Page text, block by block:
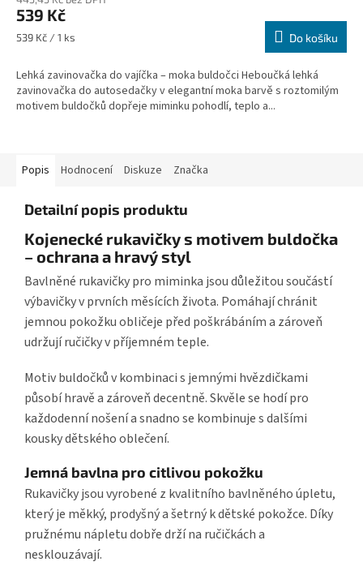
539 Kč
Měrná
539 Kč / 1 ks Do košíku
Lehká zavinovačka do vajíčka – moka buldočci Heboučká lehká
zavinovačka do autosedačky v elegantní moka barvě s roztomilým
motivem buldočků dopřeje miminku pohodlí, teplo a...
Popis Hodnocení Diskuze Značka
Detailní popis produktu
Kojenecké rukavičky s motivem buldočka
– ochrana a hravý styl
Bavlněné rukavičky pro miminka jsou důležitou součástí
výbavičky v prvních měsících života. Pomáhají chránit
jemnou pokožku obličeje před poškrábáním a zároveň
udržují ručičky v příjemném teple.
Motiv buldočků v kombinaci s jemnými hvězdičkami
působí hravě a zároveň decentně. Skvěle se hodí pro
každodenní nošení a snadno se kombinuje s dalšími
kousky dětského oblečení.
Jemná bavlna pro citlivou pokožku
Rukavičky jsou vyrobené z kvalitního bavlněného úpletu,
který je měkký, prodyšný a šetrný k dětské pokožce. Díky
pružnému nápletu dobře drží na ručičkách a
nesklouzávají.